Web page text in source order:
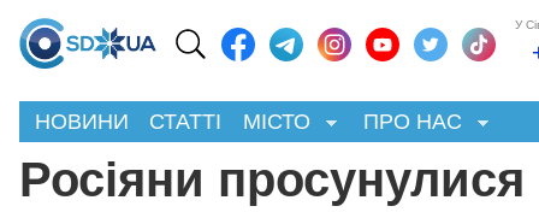
У
НОВИНИ СТАТТІ МІСТО ПРО НАС
Росіяни просунулися